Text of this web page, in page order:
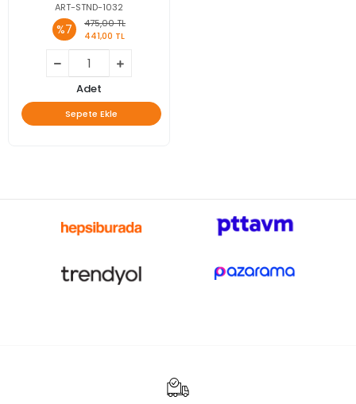
ART-STND-1032
%7
475,00 TL
441,00 TL
Adet
Sepete Ekle